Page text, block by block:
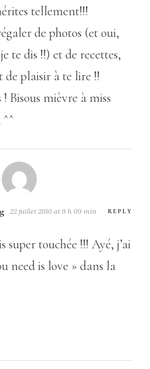
tellement!!!
de photos (et oui,
te dis !!) et de recettes,
plaisir à te lire !!
Bisous mièvre à miss
22 juillet 2010 at 9 h 09 min REPLY
super touchée !!! Ayé, j’ai
need is love » dans la